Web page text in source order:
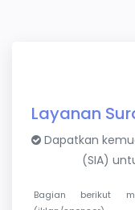
Layanan
Dapatkan
(SIA)
Bagian berikut